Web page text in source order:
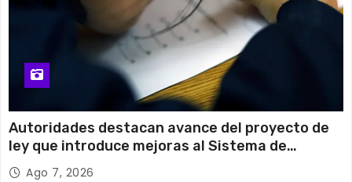
Autoridades destacan avance del proyecto de
ley que introduce mejoras al Sistema de
Admisión Escolar
Ago 7, 2026